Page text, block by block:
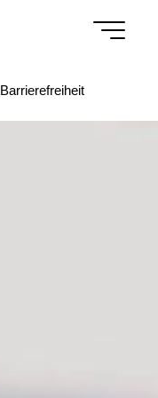
Barrierefreiheit